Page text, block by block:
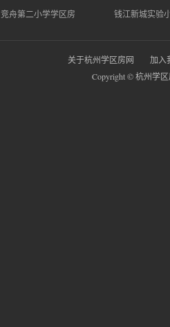
竞舟第二小学学区房 钱江新城实验
关于杭州学区房网
加入
Copyright © 杭州学